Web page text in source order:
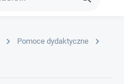
Pomoce dydaktyczne